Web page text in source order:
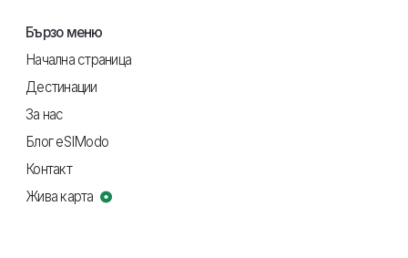
Бързо меню
Начална страница
Дестинации
За нас
Блог eSIModo
Контакт
Жива карта